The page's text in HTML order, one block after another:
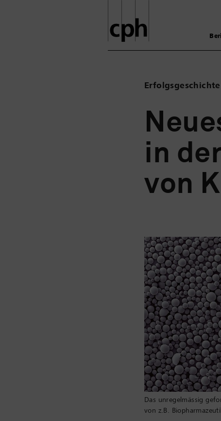
in
von
Das unregelmässig
von z.B.